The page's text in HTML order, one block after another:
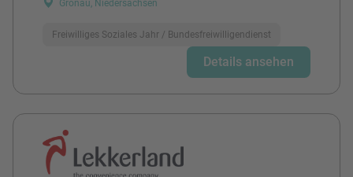
Gronau, Niedersachsen
Freiwilliges Soziales Jahr / Bundesfreiwilligendienst
Details ansehen